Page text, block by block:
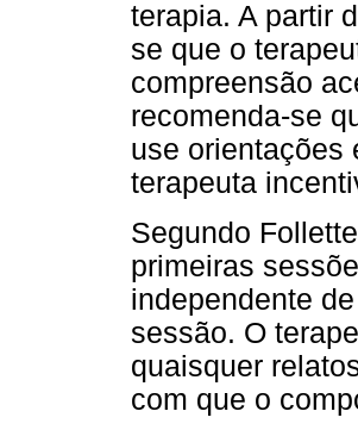
terapia. A partir
se que o
compreensão
recomenda-se
use orientações
terapeuta
Segundo
primeiras
independente
sessão. O
quaisquer
com que o